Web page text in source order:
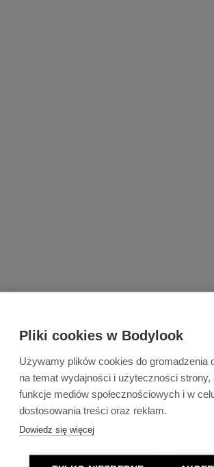
Pliki cookies w Bodylook
Używamy plików cookies do gromadzenia
na temat wydajności i użyteczności
funkcje mediów społecznościowych i w
dostosowania treści oraz reklam.
Dowiedz się więcej